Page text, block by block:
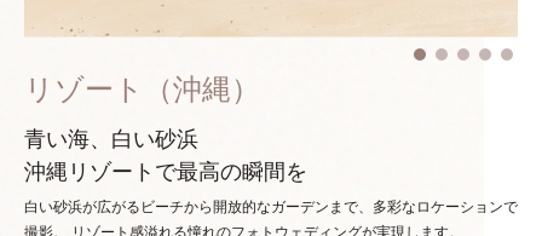
リゾート（沖縄）
青い海、白い砂浜
沖縄リゾートで最高の瞬間を
白い砂浜が広がるビーチから開放的なガーデンまで、多彩なロケーションで
撮影。
リゾート感溢れる憧れのフォトウェディングが実現します。